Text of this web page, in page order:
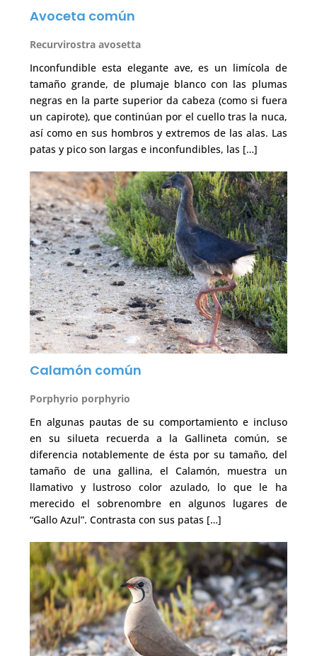
Avoceta común
Recurvirostra avosetta
Inconfundible esta elegante ave, es un limícola de
tamaño grande, de plumaje blanco con las plumas
negras en la parte superior da cabeza (como si fuera
un capirote), que continúan por el cuello tras la nuca,
así como en sus hombros y extremos de las alas. Las
patas y pico son largas e inconfundibles, las […]
Calamón común
Porphyrio porphyrio
En algunas pautas de su comportamiento e incluso
en su silueta recuerda a la Gallineta común, se
diferencia notablemente de ésta por su tamaño, del
tamaño de una gallina, el Calamón, muestra un
llamativo y lustroso color azulado, lo que le ha
merecido el sobrenombre en algunos lugares de
“Gallo Azul”. Contrasta con sus patas […]